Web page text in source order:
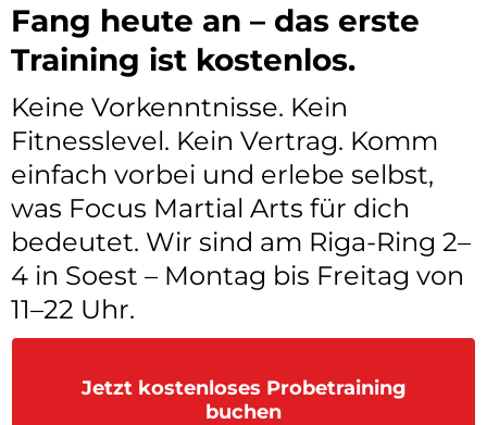
Fang heute an – das erste
Training ist kostenlos.
Keine Vorkenntnisse. Kein
Fitnesslevel. Kein Vertrag. Komm
einfach vorbei und erlebe selbst,
was Focus Martial Arts für dich
bedeutet. Wir sind am Riga-Ring 2–
4 in Soest – Montag bis Freitag von
11–22 Uhr.
Jetzt kostenloses Probetraining
buchen